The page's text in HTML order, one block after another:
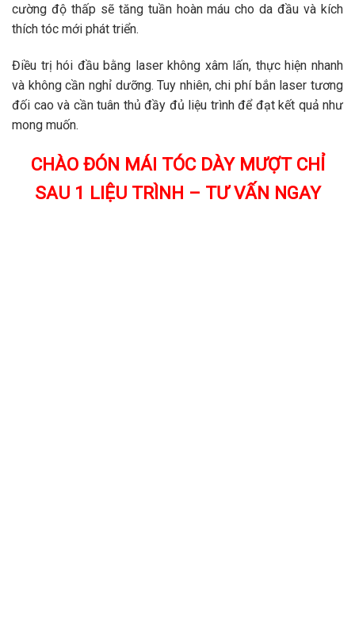
cường độ thấp sẽ tăng tuần hoàn máu cho da đầu và kích
thích tóc mới phát triển.
Điều trị hói đầu bằng laser không xâm lấn, thực hiện nhanh
và không cần nghỉ dưỡng. Tuy nhiên, chi phí bắn laser tương
đối cao và cần tuân thủ đầy đủ liệu trình để đạt kết quả như
mong muốn.
CHÀO ĐÓN MÁI TÓC DÀY MƯỢT CHỈ
SAU 1 LIỆU TRÌNH – TƯ VẤN NGAY